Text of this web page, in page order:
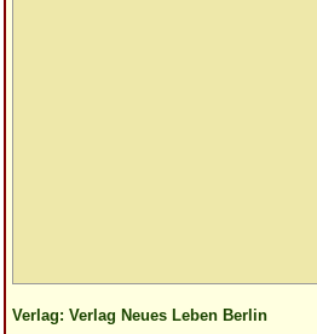
Verlag: Verlag Neues Leben Berlin